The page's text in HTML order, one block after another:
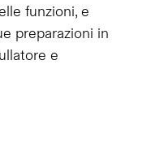
funzioni, e
preparazioni in
e